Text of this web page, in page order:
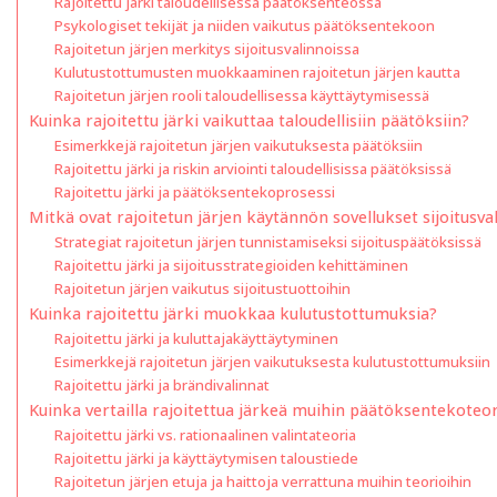
Psykologiset tekijät ja niiden vaikutus päätöksentekoon
Rajoitetun järjen merkitys sijoitusvalinnoissa
Kulutustottumusten muokkaaminen rajoitetun järjen kautta
Rajoitetun järjen rooli taloudellisessa käyttäytymisessä
Kuinka rajoitettu järki vaikuttaa taloudellisiin päätöksiin?
Esimerkkejä rajoitetun järjen vaikutuksesta päätöksiin
Rajoitettu järki ja riskin arviointi taloudellisissa päätöksissä
Rajoitettu järki ja päätöksentekoprosessi
Mitkä ovat rajoitetun järjen käytännön sovellukset
Strategiat rajoitetun järjen tunnistamiseksi sijoituspäätöksissä
Rajoitettu järki ja sijoitusstrategioiden kehittäminen
Rajoitetun järjen vaikutus sijoitustuottoihin
Kuinka rajoitettu järki muokkaa kulutustottumuksia?
Rajoitettu järki ja kuluttajakäyttäytyminen
Esimerkkejä rajoitetun järjen vaikutuksesta kulutustottumuksiin
Rajoitettu järki ja brändivalinnat
Kuinka vertailla rajoitettua järkeä muihin
Rajoitettu järki vs. rationaalinen valintateoria
Rajoitettu järki ja käyttäytymisen taloustiede
Rajoitetun järjen etuja ja haittoja verrattuna muihin teorioihin